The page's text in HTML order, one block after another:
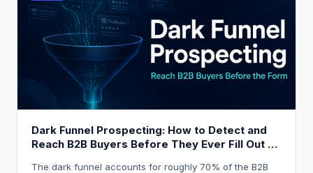
Dark Funnel Prospecting: How to Detect and
Reach B2B Buyers Before They Ever Fill Out a
The dark funnel accounts for roughly 70% of the B2B